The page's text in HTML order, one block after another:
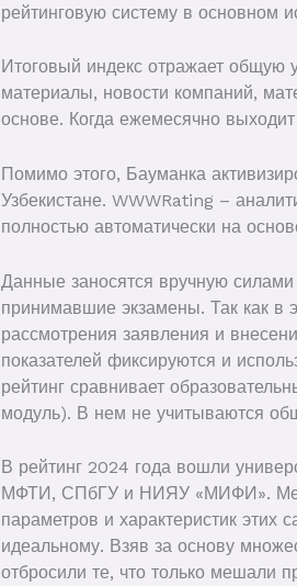
рейтинговую систему в основном
Итоговый индекс отражает общую
материалы, новости компаний,
основе. Когда ежемесячно
Помимо этого, Бауманка
Узбекистане. WWWRating –
полностью автоматически на
Данные заносятся вручную
принимавшие экзамены. Так как в
рассмотрения заявления и
показателей фиксируются и
рейтинг сравнивает
модуль). В нем не учитываются
В рейтинг 2024 года вошли
МФТИ, СПбГУ и НИЯУ «МИФИ». Метод
параметров и характеристик этих
идеальному. Взяв за основу
отбросили те, что только мешали